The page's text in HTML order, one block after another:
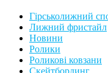
Гірськолижний
Лижний фристайл
Новини
Ролики
Роликові ковзани